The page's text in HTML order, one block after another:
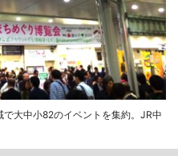
大中小82のイベントを集約。JR中